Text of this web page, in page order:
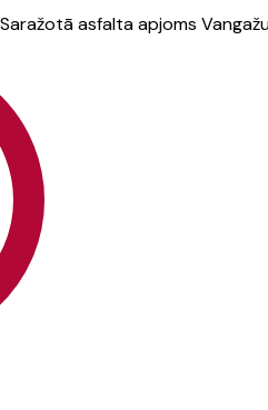
Saražotā asfalta apjoms